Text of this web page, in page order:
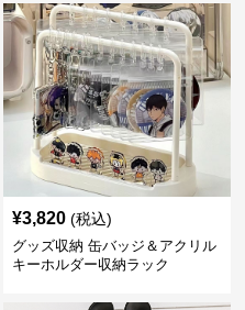
¥3,820 (税込)
グッズ収納 缶バッジ＆アクリル
キーホルダー収納ラック